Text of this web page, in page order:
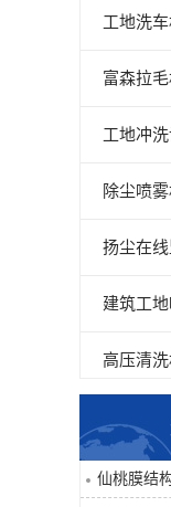
工地洗
富森拉
工地冲
除尘喷
扬尘在
建筑工
高压清
高压喷
喷淋系统
仙桃膜结